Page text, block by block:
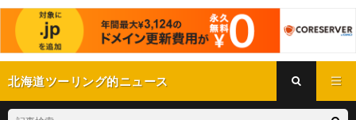
北海道ツーリング的ニュース